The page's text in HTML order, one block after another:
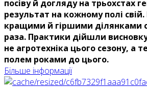
посіву й догляду на трьохстах
результат на кожному полі
кращими й гіршими ділянками
раза. Практики дійшли
не агротехніка цього сезону, а
полем роками до цього.
Більше інформації